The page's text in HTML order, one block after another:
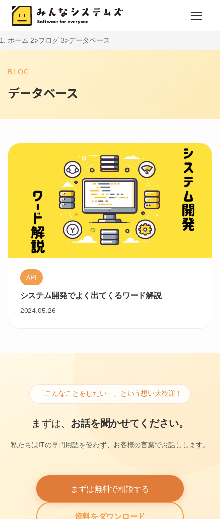
ホーム ブログ データベース
BLOG
データベース
API
システム開発でよく出てくるワード解説
2024.05.26
「こんなことをしたい！」という想い大歓迎！
まずは、 お話を聞かせてください。
私たちはITの専門用語を使わず、お客様の言葉でお話しします。
まずは無料で相談する
資料をダウンロード